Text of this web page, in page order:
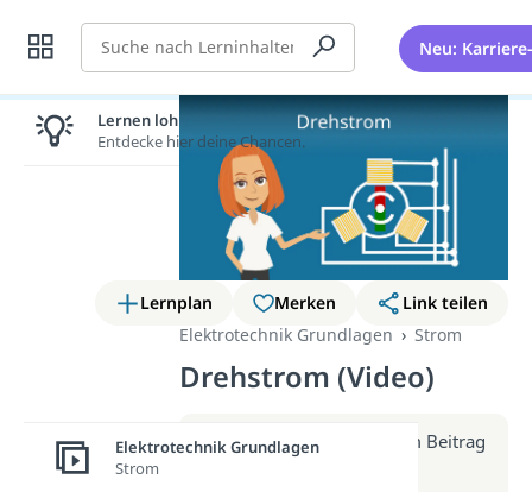
Suche Neu:
Lernplan Merken
Link teilen
Elektrotechnik Grundlagen
Strom
Drehstrom (Video)
Weitere Infos erhältst du im Beitrag
Lernen lohnt sich!
Entdecke hier deine Chancen.
Elektrotechnik Grundlagen
Strom